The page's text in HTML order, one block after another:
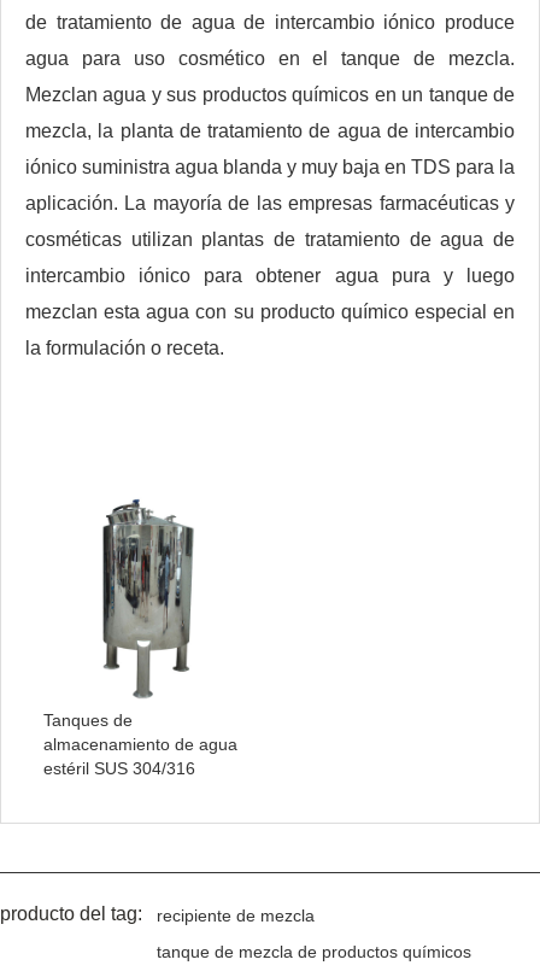
de tratamiento de agua de intercambio iónico produce
agua para uso cosmético en el tanque de mezcla.
Mezclan agua y sus productos químicos en un tanque de
mezcla, la planta de tratamiento de agua de intercambio
iónico suministra agua blanda y muy baja en TDS para la
aplicación. La mayoría de las empresas farmacéuticas y
cosméticas utilizan plantas de tratamiento de agua de
intercambio iónico para obtener agua pura y luego
mezclan esta agua con su producto químico especial en
la formulación o receta.
Tanques de
almacenamiento de agua
estéril SUS 304/316
producto del tag:
recipiente de mezcla
tanque de mezcla de productos químicos